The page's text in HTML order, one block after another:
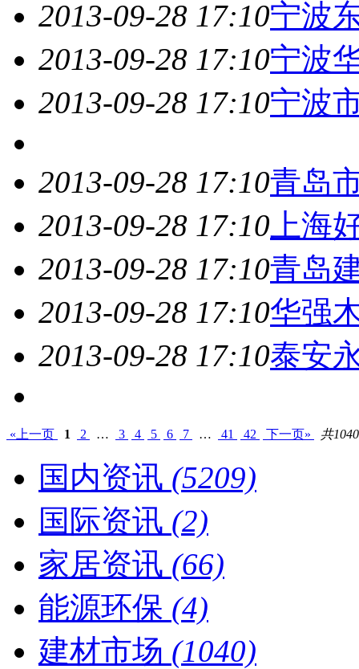
2013-09-28 17:10宁波
2013-09-28 17:10宁波
2013-09-28 17:10宁波
2013-09-28 17:10青岛
2013-09-28 17:10 上海
2013-09-28 17:10青岛
2013-09-28 17:10华强
2013-09-28 17:10泰安
«上一页 1 2 … 3 4 5 6 7 … 41 42 下一页» 共
国内资讯 (5209)
国际资讯 (2)
家居资讯 (66)
能源环保 (4)
建材市场 (1040)